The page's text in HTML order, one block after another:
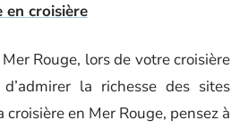
en croisière
Rouge, lors de votre croisière
la richesse des sites
en Mer Rouge, pensez à